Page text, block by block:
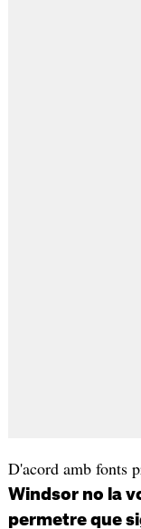
D'acord amb fonts
Windsor no la
permetre que